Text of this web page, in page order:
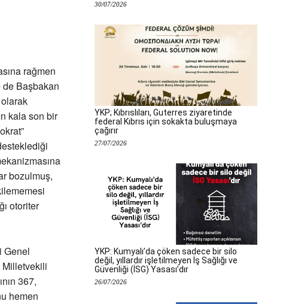
rağmen
de Başbakan
kala son bir
bozulmuş,
otoriter
Genel
367,
hemen
30/07/2026
YKP; Kıbrıslıları, Guterres ziyaretinde
federal Kıbrıs için sokakta buluşmaya
çağırır
27/07/2026
YKP: Kumyalı’da çöken sadece bir silo
değil, yıllardır işletilmeyen İş Sağlığı ve
Güvenliği (İSG) Yasası’dır
26/07/2026